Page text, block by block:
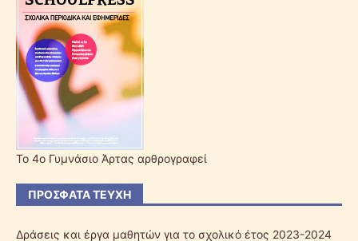
Το 4ο Γυμνάσιο Άρτας αρθρογραφεί
ΠΡΌΣΦΑΤΑ ΤΕΎΧΗ
Δράσεις και έργα μαθητών για το σχολικό έτος 2023-2024